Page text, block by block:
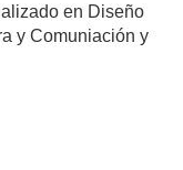
en Diseño
y Comuniación y